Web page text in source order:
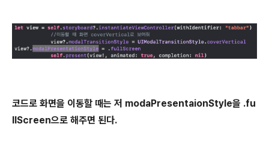
코드로 화면을 이동할 때는 저 modaPresentaionStyle을 .fu
llScreen으로 해주면 된다.